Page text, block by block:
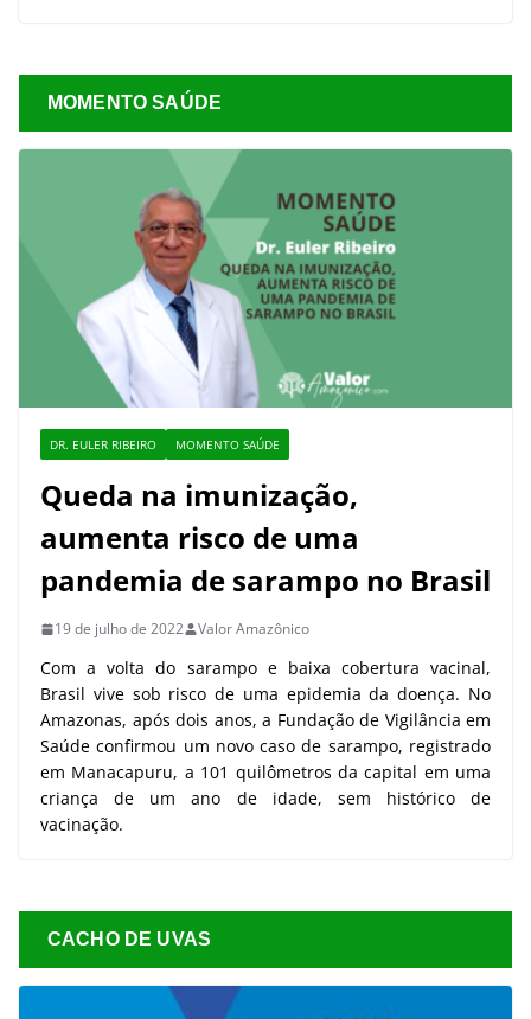
MOMENTO SAÚDE
DR. EULER RIBEIRO MOMENTO SAÚDE
Queda na imunização,
aumenta risco de uma
pandemia de sarampo no Brasil
19 de julho de 2022 Valor Amazônico
Com a volta do sarampo e baixa cobertura vacinal,
Brasil vive sob risco de uma epidemia da doença. No
Amazonas, após dois anos, a Fundação de Vigilância em
Saúde confirmou um novo caso de sarampo, registrado
em Manacapuru, a 101 quilômetros da capital em uma
criança de um ano de idade, sem histórico de
vacinação.
CACHO DE UVAS